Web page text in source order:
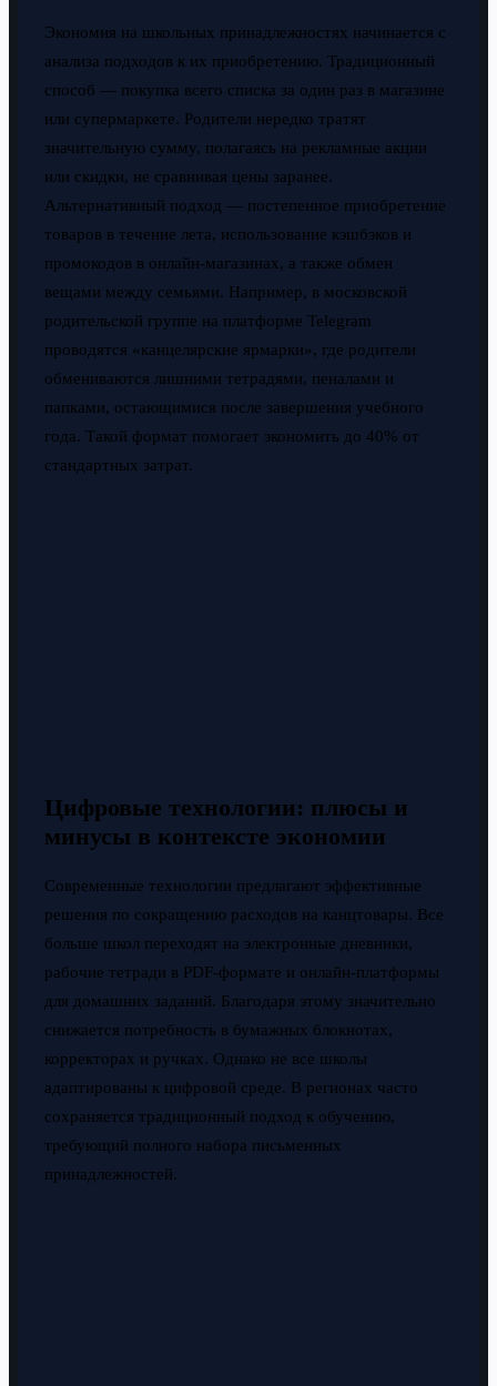
Экономия на школьных принадлежностях начинается с
анализа подходов к их приобретению. Традиционный
способ — покупка всего списка за один раз в магазине
или супермаркете. Родители нередко тратят
значительную сумму, полагаясь на рекламные акции
или скидки, не сравнивая цены заранее.
Альтернативный подход — постепенное приобретение
товаров в течение лета, использование кэшбэков и
промокодов в онлайн-магазинах, а также обмен
вещами между семьями. Например, в московской
родительской группе на платформе Telegram
проводятся «канцелярские ярмарки», где родители
обмениваются лишними тетрадями, пеналами и
папками, остающимися после завершения учебного
года. Такой формат помогает экономить до 40% от
стандартных затрат.
Цифровые технологии: плюсы и
минусы в контексте экономии
Современные технологии предлагают эффективные
решения по сокращению расходов на канцтовары. Все
больше школ переходят на электронные дневники,
рабочие тетради в PDF-формате и онлайн-платформы
для домашних заданий. Благодаря этому значительно
снижается потребность в бумажных блокнотах,
корректорах и ручках. Однако не все школы
адаптированы к цифровой среде. В регионах часто
сохраняется традиционный подход к обучению,
требующий полного набора письменных
принадлежностей.